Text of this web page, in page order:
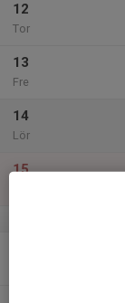
12
Tor
13
Fre
14
Lör
15